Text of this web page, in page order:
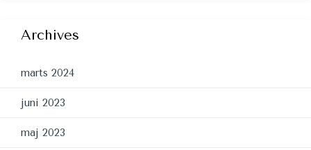
Archives
marts 2024
juni 2023
maj 2023